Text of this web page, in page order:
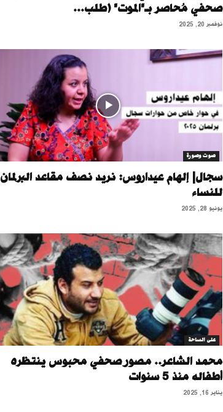
صحفي مُحاصر بـ"الموت" (طلب...
نوفمبر 20, 2025
صوت وصورة
سجال| إلهام عيداروس: نريد نصف مقاعد البرلمان
للنساء
يونيو 28, 2025
على الساحة
محمد الشاعر.. مصور صحفي محبوس ينتظره
أطفاله منذ 5 سنوات
يناير 16, 2025